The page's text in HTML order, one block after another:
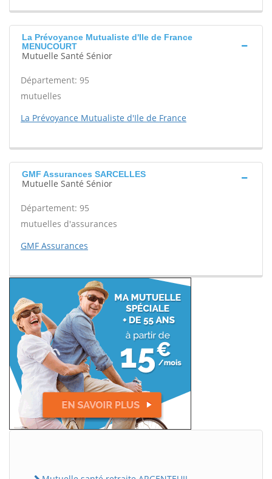
La Prévoyance Mutualiste d'Ile de France
MENUCOURT
Mutuelle Santé Sénior
Département: 95
mutuelles
La Prévoyance Mutualiste d'Ile de France
GMF Assurances SARCELLES
Mutuelle Santé Sénior
Département: 95
mutuelles d'assurances
GMF Assurances